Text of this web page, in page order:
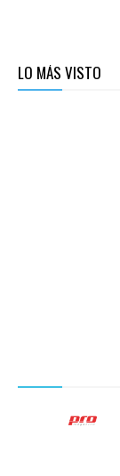
LO MÁS VISTO